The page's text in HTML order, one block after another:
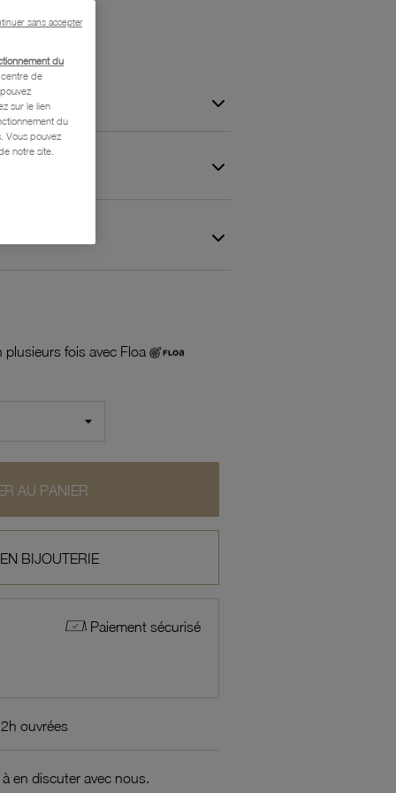
fois avec Floa
AU PANIER
BIJOUTERIE
Paiement sécurisé
ouvrées
en discuter avec nous.
du
de
sur le lien
du
Vous pouvez
notre site.
sans accepter